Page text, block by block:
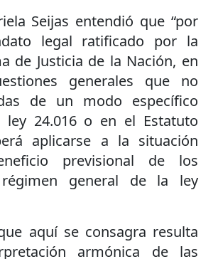
Seijas entendió que “por
legal ratificado por la
de Justicia de la Nación, en
generales que no
de un modo específico
24.016 o en el Estatuto
aplicarse a la situación
previsional de los
general de la ley
aquí se consagra resulta
armónica de las